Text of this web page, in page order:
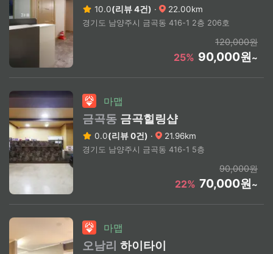
10.0(리뷰 4건) · 22.00km
경기도 남양주시 금곡동 416-1 2층 206호
120,000원
25% 90,000원~
마맵
금곡동 금곡힐링샵
0.0(리뷰 0건) · 21.96km
경기도 남양주시 금곡동 416-1 5층
90,000원
22% 70,000원~
마맵
오남리 하이타이